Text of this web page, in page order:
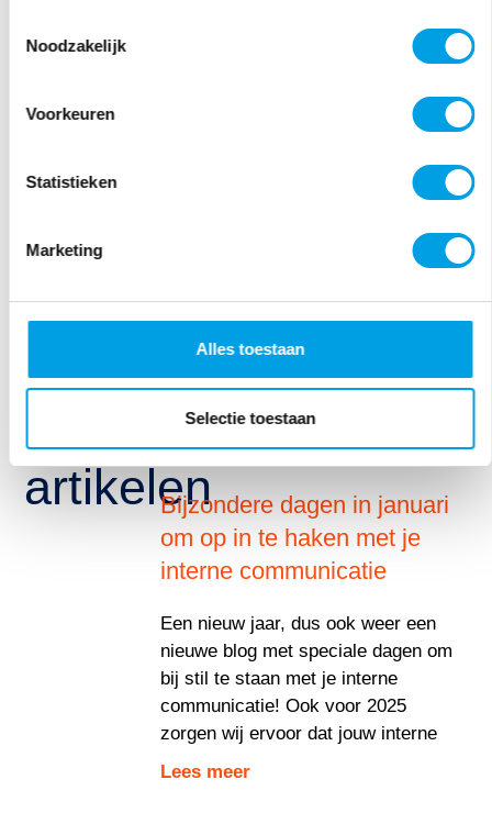
Noodzakelijk
Voorkeuren
Statistieken
Marketing
Alles toestaan
Selectie toestaan
Natuurlijk kan MediaMyne koppelen met diverse
kentekenregistratiesystemen. Wil je hier meer
weten? Start een chat met onze experts of stuur
kan ook naar 033 450 50 80.
Bekijk
onze
andere
artikelenBijzondere dagen in januari
om op in te haken met je
interne communicatie
Een nieuw jaar, dus ook weer een
nieuwe blog met speciale dagen om
bij stil te staan met je interne
communicatie! Ook voor 2025
zorgen wij ervoor dat jouw interne
Lees meer